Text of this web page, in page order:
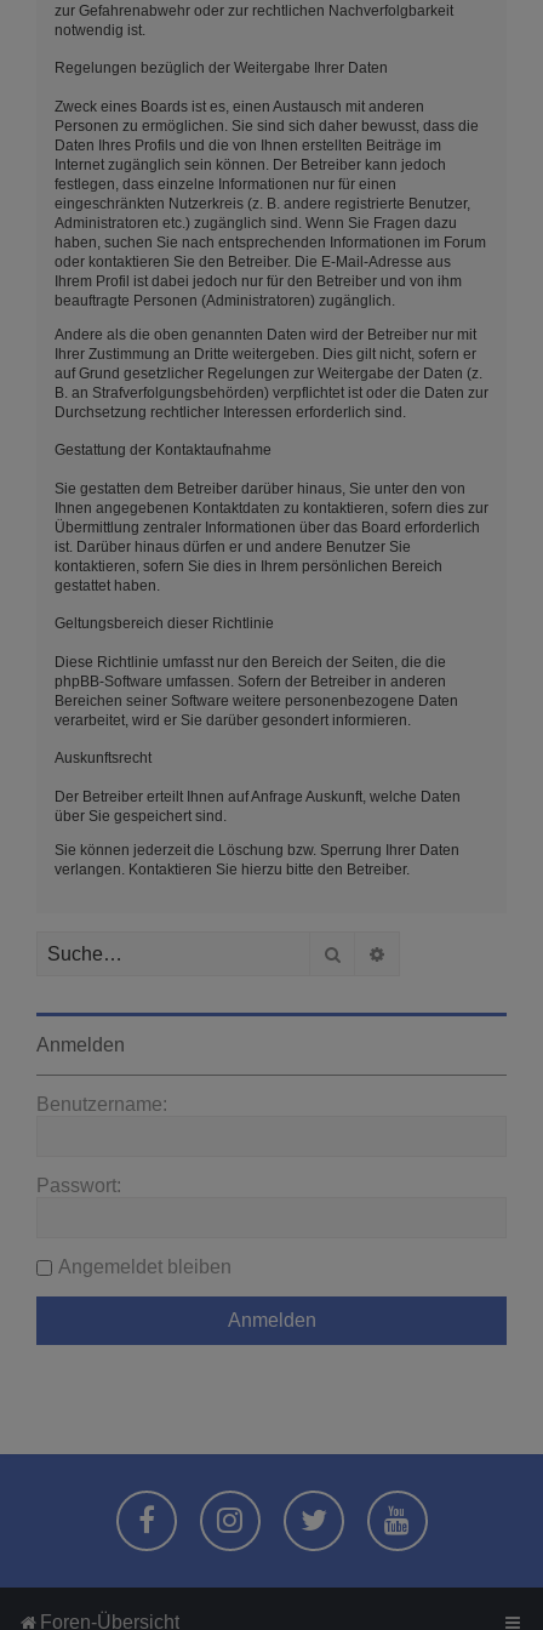
zur Gefahrenabwehr oder zur rechtlichen Nachverfolgbarkeit
notwendig ist.
Regelungen bezüglich der Weitergabe Ihrer Daten
Zweck eines Boards ist es, einen Austausch mit anderen
Personen zu ermöglichen. Sie sind sich daher bewusst, dass die
Daten Ihres Profils und die von Ihnen erstellten Beiträge im
Internet zugänglich sein können. Der Betreiber kann jedoch
festlegen, dass einzelne Informationen nur für einen
eingeschränkten Nutzerkreis (z. B. andere registrierte Benutzer,
Administratoren etc.) zugänglich sind. Wenn Sie Fragen dazu
haben, suchen Sie nach entsprechenden Informationen im Forum
oder kontaktieren Sie den Betreiber. Die E-Mail-Adresse aus
Ihrem Profil ist dabei jedoch nur für den Betreiber und von ihm
beauftragte Personen (Administratoren) zugänglich.
Andere als die oben genannten Daten wird der Betreiber nur mit
Ihrer Zustimmung an Dritte weitergeben. Dies gilt nicht, sofern er
auf Grund gesetzlicher Regelungen zur Weitergabe der Daten (z.
B. an Strafverfolgungsbehörden) verpflichtet ist oder die Daten zur
Durchsetzung rechtlicher Interessen erforderlich sind.
Gestattung der Kontaktaufnahme
Sie gestatten dem Betreiber darüber hinaus, Sie unter den von
Ihnen angegebenen Kontaktdaten zu kontaktieren, sofern dies zur
Übermittlung zentraler Informationen über das Board erforderlich
ist. Darüber hinaus dürfen er und andere Benutzer Sie
kontaktieren, sofern Sie dies in Ihrem persönlichen Bereich
gestattet haben.
Geltungsbereich dieser Richtlinie
Diese Richtlinie umfasst nur den Bereich der Seiten, die die
phpBB-Software umfassen. Sofern der Betreiber in anderen
Bereichen seiner Software weitere personenbezogene Daten
verarbeitet, wird er Sie darüber gesondert informieren.
Auskunftsrecht
Der Betreiber erteilt Ihnen auf Anfrage Auskunft, welche Daten
über Sie gespeichert sind.
Sie können jederzeit die Löschung bzw. Sperrung Ihrer Daten
verlangen. Kontaktieren Sie hierzu bitte den Betreiber.
Suche
Anmelden
Benutzername:
Passwort:
Angemeldet bleiben
Foren-Übersicht